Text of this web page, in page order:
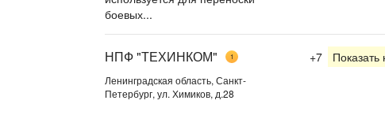
боевых...
НПФ "ТЕХИНКОМ" 1
Ленинградская область, Санкт-
Петербург, ул. Химиков, д.28
+7